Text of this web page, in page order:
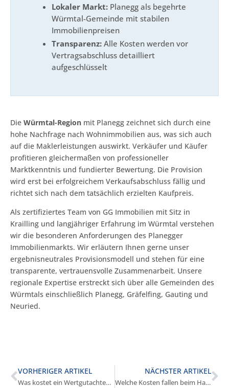
Lokaler Markt: Planegg als begehrte
Würmtal-Gemeinde mit stabilen
Immobilienpreisen
Transparenz:Alle Kosten werden vor
Vertragsabschluss detailliert
aufgeschlüsselt
Die Würmtal-Region mit Planegg zeichnet sich durch eine
hohe Nachfrage nach Wohnimmobilien aus, was sich auch
auf die Maklerleistungen auswirkt. Verkäufer und Käufer
profitieren gleichermaßen von professioneller
Marktkenntnis und fundierter Bewertung. Die Provision
wird erst bei erfolgreichem Verkaufsabschluss fällig und
richtet sich nach dem tatsächlich erzielten Kaufpreis.
Als zertifiziertes Team von GG Immobilien mit Sitz in
Krailling und langjähriger Erfahrung im Würmtal verstehen
wir die besonderen Anforderungen des Planegger
Immobilienmarkts. Wir erläutern Ihnen gerne unser
ergebnisneutrales Provisionsmodell und stehen für eine
transparente, vertrauensvolle Zusammenarbeit. Unsere
regionale Expertise erstreckt sich über alle Gemeinden des
Würmtals einschließlich Planegg, Gräfelfing, Gauting und
Neuried.
VORHERIGER ARTIKEL
Was kostet ein Wertgutachten in Planegg?
NÄCHSTER ARTIKEL
Welche Kosten fallen beim Hausverkauf in Planegg an?